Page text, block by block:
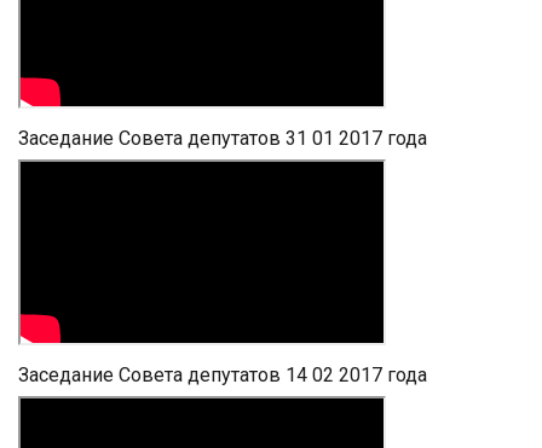
Заседание Совета депутатов 31 01 2017 года
Заседание Совета депутатов 14 02 2017 года